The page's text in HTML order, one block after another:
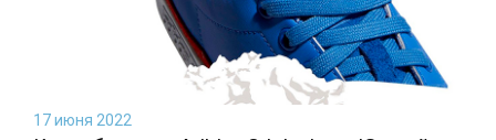
17 июня 2022